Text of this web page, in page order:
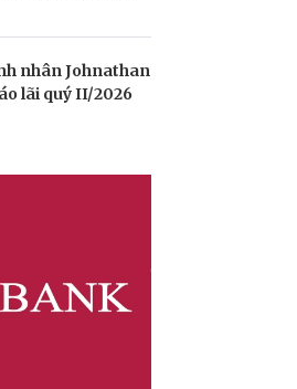
nhân Johnathan
lãi quý II/2026